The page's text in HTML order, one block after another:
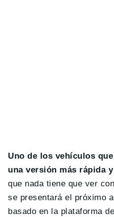
Uno de los vehículos
una versión más rápida
que nada tiene que ver
se presentará el próximo
basado en la plataforma